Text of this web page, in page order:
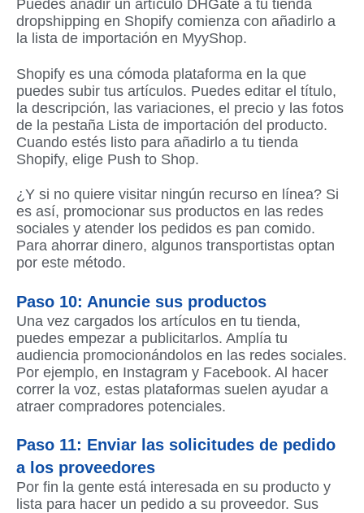
Puedes añadir un artículo DHGate a tu tienda
dropshipping en Shopify comienza con añadirlo a
la lista de importación en MyyShop.
Shopify es una cómoda plataforma en la que
puedes subir tus artículos. Puedes editar el título,
la descripción, las variaciones, el precio y las fotos
de la pestaña Lista de importación del producto.
Cuando estés listo para añadirlo a tu tienda
Shopify, elige Push to Shop.
¿Y si no quiere visitar ningún recurso en línea? Si
es así, promocionar sus productos en las redes
sociales y atender los pedidos es pan comido.
Para ahorrar dinero, algunos transportistas optan
por este método.
Paso 10: Anuncie sus productos
Una vez cargados los artículos en tu tienda,
puedes empezar a publicitarlos. Amplía tu
audiencia promocionándolos en las redes sociales.
Por ejemplo, en Instagram y Facebook. Al hacer
correr la voz, estas plataformas suelen ayudar a
atraer compradores potenciales.
Paso 11: Enviar las solicitudes de pedido
a los proveedores
Por fin la gente está interesada en su producto y
lista para hacer un pedido a su proveedor. Sus